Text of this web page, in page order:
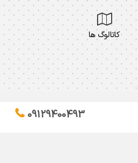
کاتالوگ ها
09129400493